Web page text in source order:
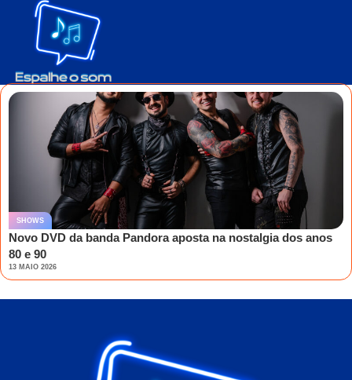
SHOWS
Novo DVD da banda Pandora aposta na nostalgia dos anos
80 e 90
13 MAIO 2026